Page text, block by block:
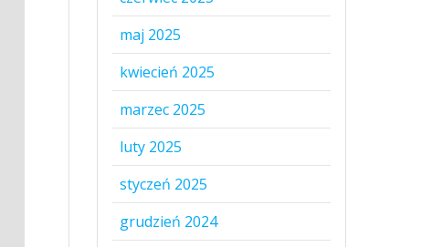
maj 2025
kwiecień 2025
marzec 2025
luty 2025
styczeń 2025
grudzień 2024